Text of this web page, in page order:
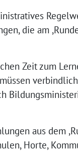
die am
Zeit zum
aus dem
Horte,